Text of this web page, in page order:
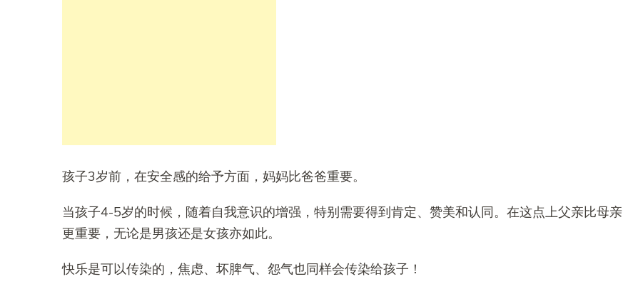
孩子3岁前，在安全感的给予方面，妈妈比爸爸重要。
当孩子4-5岁的时候，随着自我意识的增强，特别需要得到肯定、赞美和认同。在这点上父亲比母亲
更重要，无论是男孩还是女孩亦如此。
快乐是可以传染的，焦虑、坏脾气、怨气也同样会传染给孩子！